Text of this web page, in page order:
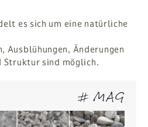
es sich um eine natürliche
Ausblühungen, Änderungen
Struktur sind möglich.
# MAG